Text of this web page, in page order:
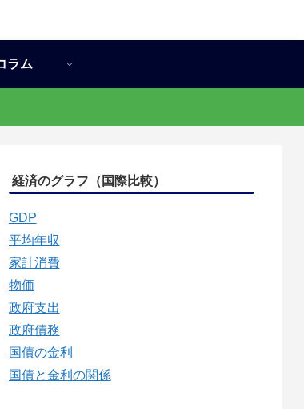
ラム
経済のグラフ（国際比較）
GDP
平均年収
家計消費
物価
政府支出
政府債務
国債の金利
国債と金利の関係